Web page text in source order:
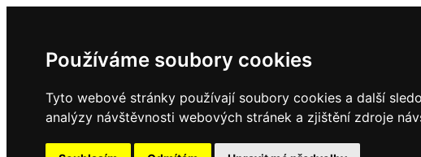
Používáme soubory cookies
Tyto webové stránky používají soubory cookies a další
analýzy návštěvnosti webových stránek a zjištění zdroje